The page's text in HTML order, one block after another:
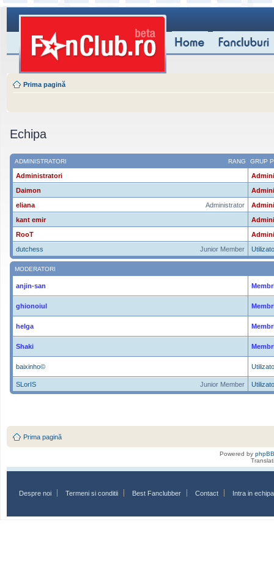
Prima pagină
Echipa
RANG
ADMINISTRATORI GRUP
Administratori
Daimon
Administrator
eliana
kant emir
RooT
Junior Member
dutchess
MODERATORI
anjin-san
ghionoiul
helga
Shaki
baixinho©
Junior Member
SLorIS
Prima pagină
Powered by phpBB
Despre noi Termeni si conditii Best Fanclubber Contact Intra in